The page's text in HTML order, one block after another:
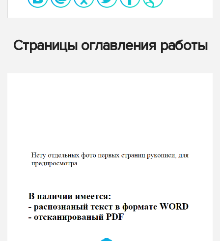
Страницы оглавления работы